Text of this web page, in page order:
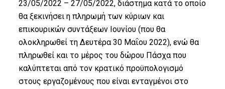
23/05/2022 – 27/05/2022, διάστημα κατά το οποίο
θα ξεκινήσει η πληρωμή των κύριων και
επικουρικών συντάξεων Ιουνίου (που θα
ολοκληρωθεί τη Δευτέρα 30 Μαΐου 2022), ενώ θα
πληρωθεί και το μέρος του δώρου Πάσχα που
καλύπτεται από τον κρατικό προϋπολογισμό
στους εργαζομένους που είναι ενταγμένοι στο